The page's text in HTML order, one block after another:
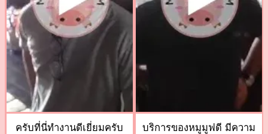
ครับที่นี่ทำงานดีเยี่ยมครับ
บริการของหมูมูฟดี มีความ